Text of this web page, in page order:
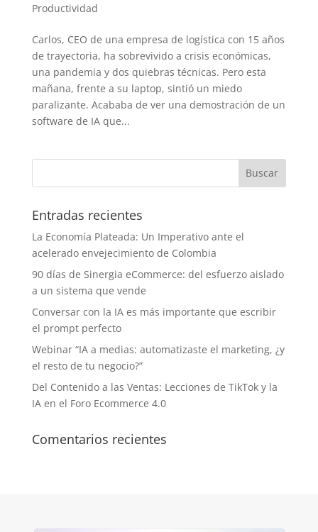
Productividad
Carlos, CEO de una empresa de logística con 15 años
de trayectoria, ha sobrevivido a crisis económicas,
una pandemia y dos quiebras técnicas. Pero esta
mañana, frente a su laptop, sintió un miedo
paralizante. Acababa de ver una demostración de un
software de IA que...
Entradas recientes
La Economía Plateada: Un Imperativo ante el
acelerado envejecimiento de Colombia
90 días de Sinergia eCommerce: del esfuerzo aislado
a un sistema que vende
Conversar con la IA es más importante que escribir
el prompt perfecto
Webinar “IA a medias: automatizaste el marketing, ¿y
el resto de tu negocio?”
Del Contenido a las Ventas: Lecciones de TikTok y la
IA en el Foro Ecommerce 4.0
Comentarios recientes